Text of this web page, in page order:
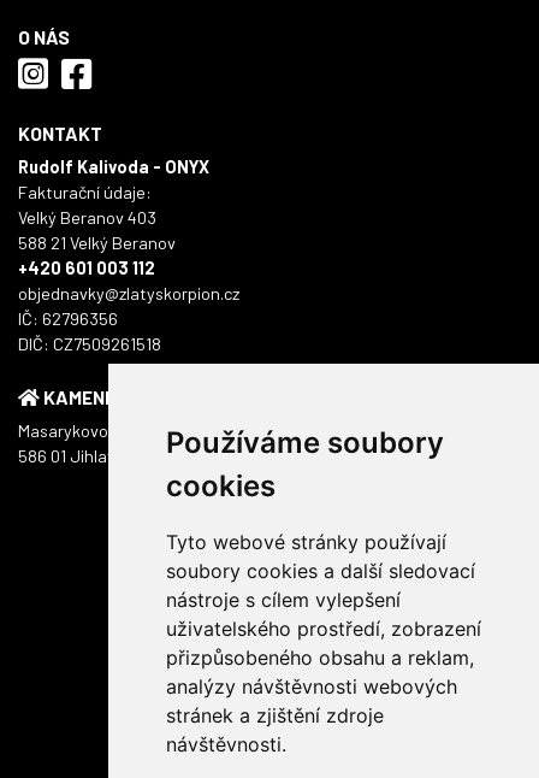
Používáme soubory
cookies
Tyto webové stránky používají
soubory cookies a další sledovací
nástroje s cílem vylepšení
uživatelského prostředí, zobrazení
přizpůsobeného obsahu a reklam,
analýzy návštěvnosti webových
stránek a zjištění zdroje
návštěvnosti.
O NÁS
KONTAKT
Rudolf Kalivoda - ONYX
Fakturační údaje:
Velký Beranov 403
588 21 Velký Beranov
+420 601 003 112
objednavky@zlatyskorpion.cz
IČ: 62796356
DIČ: CZ7509261518
KAMENNÁ PRODEJNA
Masarykovo náměstí 1217/51
586 01 Jihlava